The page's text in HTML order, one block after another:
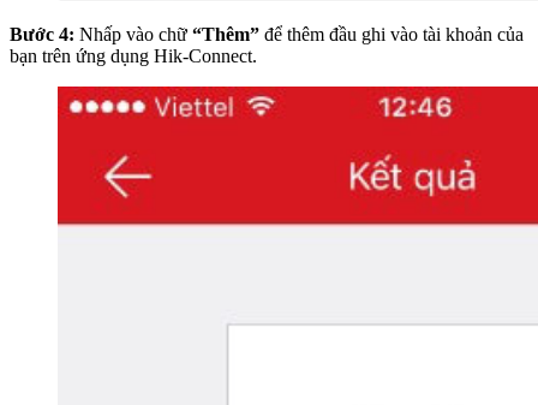
Bước 4: Nhấp vào chữ “Thêm” để thêm đầu ghi vào tài khoản của
bạn trên ứng dụng Hik-Connect.